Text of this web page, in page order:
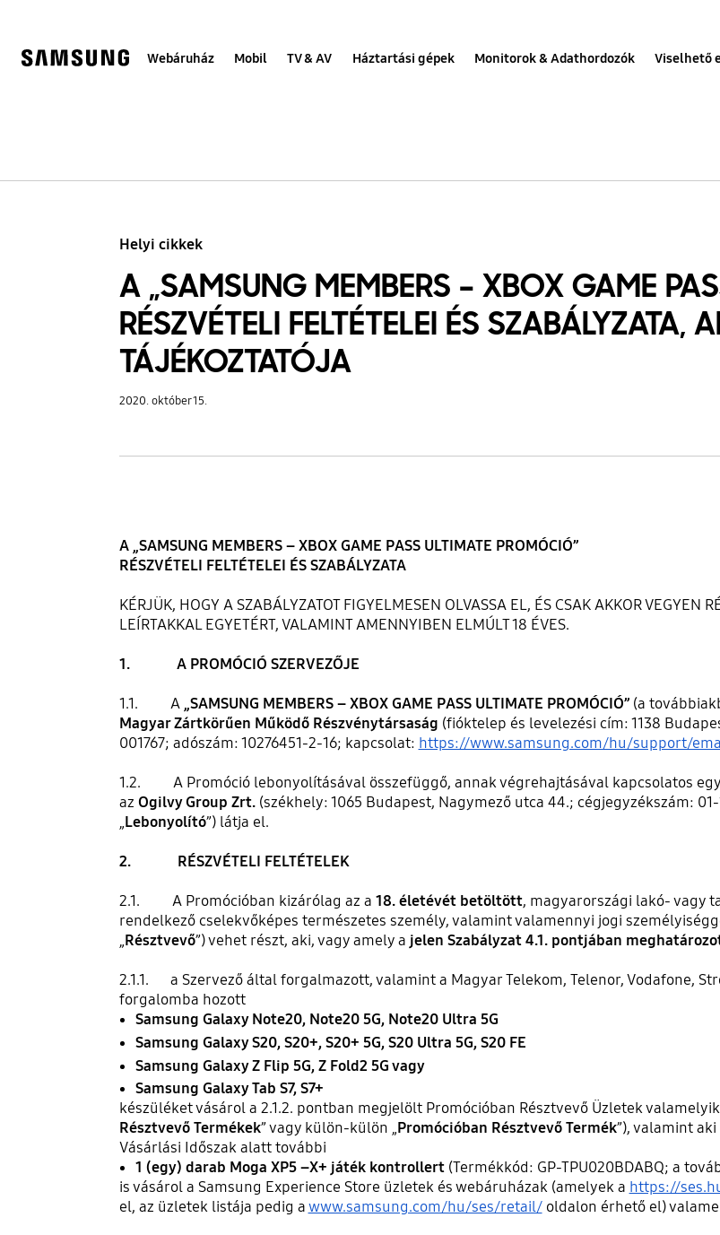
Webáruház Mobil TV & AV Háztartási gépek Monitorok & Adathordozók Viselhető
Helyi cikkek
A „SAMSUNG MEMBERS – XBOX GAME
RÉSZVÉTELI FELTÉTELEI ÉS SZABÁLYZATA,
TÁJÉKOZTATÓJA
2020. október 15.
A „SAMSUNG MEMBERS – XBOX GAME PASS ULTIMATE PROMÓCIÓ”
RÉSZVÉTELI FELTÉTELEI ÉS SZABÁLYZATA
KÉRJÜK, HOGY A SZABÁLYZATOT FIGYELMESEN OLVASSA EL, ÉS CSAK AKKOR VEGYEN
LEÍRTAKKAL EGYETÉRT, VALAMINT AMENNYIBEN ELMÚLT 18 ÉVES.
1. A PROMÓCIÓ SZERVEZŐJE
1.1. A „SAMSUNG MEMBERS – XBOX GAME PASS ULTIMATE PROMÓCIÓ” (a
Magyar Zártkörűen Működő Részvénytársaság (fióktelep és levelezési cím: 1138
001767; adószám: 10276451-2-16; kapcsolat: https://www.samsung.com/hu/support/
1.2. A Promóció lebonyolításával összefüggő, annak végrehajtásával kapcsolatos
az Ogilvy Group Zrt. (székhely: 1065 Budapest, Nagymező utca 44.; cégjegyzékszám:
„Lebonyolító”) látja el.
2. RÉSZVÉTELI FELTÉTELEK
2.1. A Promócióban kizárólag az a 18. életévét betöltött, magyarországi lakó- vagy
rendelkező cselekvőképes természetes személy, valamint valamennyi jogi
„Résztvevő”) vehet részt, aki, vagy amely a jelen Szabályzat 4.1. pontjában
2.1.1. a Szervező által forgalmazott, valamint a Magyar Telekom, Telenor, Vodafone,
forgalomba hozott
Samsung Galaxy Note20, Note20 5G, Note20 Ultra 5G
Samsung Galaxy S20, S20+, S20+ 5G, S20 Ultra 5G, S20 FE
Samsung Galaxy Z Flip 5G, Z Fold2 5G vagy
Samsung Galaxy Tab S7, S7+
készüléket vásárol a 2.1.2. pontban megjelölt Promócióban Résztvevő Üzletek
Résztvevő Termékek” vagy külön-külön „Promócióban Résztvevő Termék”), valamint
Vásárlási Időszak alatt további
1 (egy) darab Moga XP5 –X+ játék kontrollert (Termékkód: GP-TPU020BDABQ; a
is vásárol a Samsung Experience Store üzletek és webáruházak (amelyek a https://
el, az üzletek listája pedig awww.samsung.com/hu/ses/retail/oldalon érhető el)